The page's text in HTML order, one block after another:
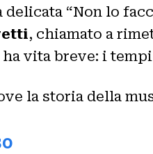
delicata “Non lo
, chiamato a
vita breve: i
la storia della